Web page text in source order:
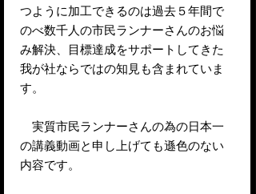
つように加工できるのは過去５年間で
のべ数千人の市民ランナーさんのお悩
み解決、目標達成をサポートしてきた
我が社ならではの知見も含まれていま
す。
実質市民ランナーさんの為の日本一
の講義動画と申し上げても遜色のない
内容です。